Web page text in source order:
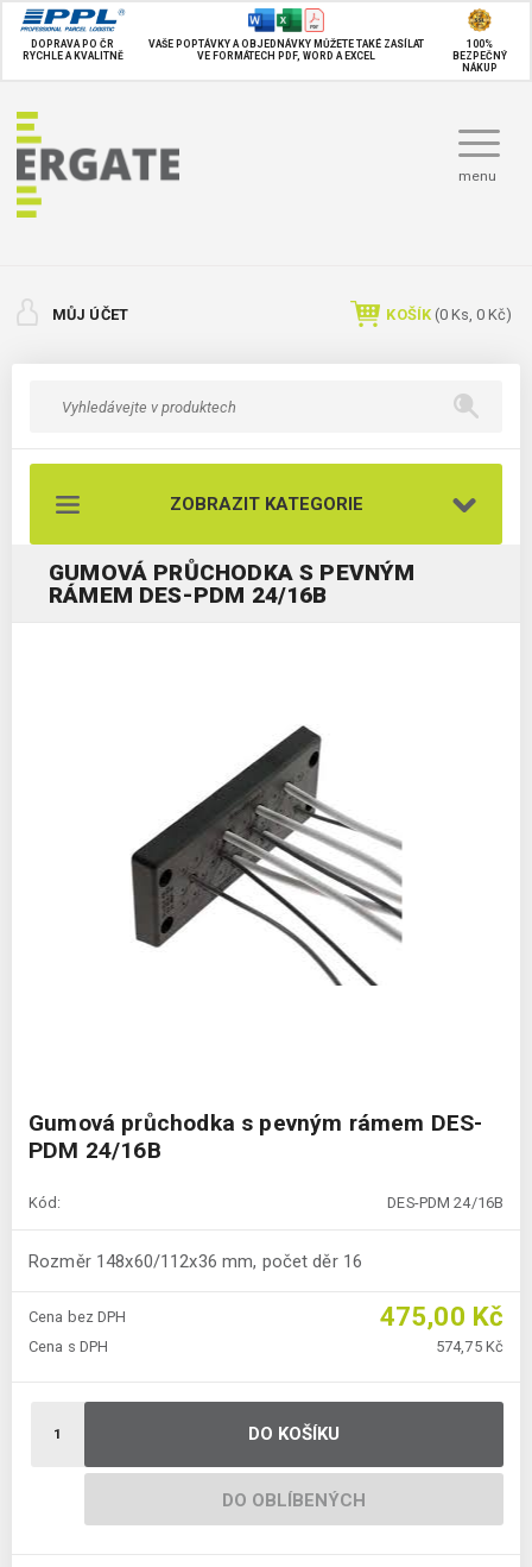
DOPRAVA PO ČR
RYCHLE A KVALITNĚ
VAŠE POPTÁVKY A OBJEDNÁVKY MŮŽETE TAKÉ ZASÍLAT
VE FORMÁTECH PDF, WORD A EXCEL
100%
BEZPEČNÝ
NÁKUP
menu
MŮJ ÚČET KOŠÍK (0 Ks, 0 Kč)
ZOBRAZIT KATEGORIE
GUMOVÁ PRŮCHODKA S PEVNÝM
RÁMEM DES-PDM 24/16B
Gumová průchodka s pevným rámem DES-
PDM 24/16B
Kód: DES-PDM 24/16B
Rozměr 148x60/112x36 mm, počet děr 16
Cena bez DPH 475,00 Kč
Cena s DPH 574,75 Kč
DO KOŠÍKU
DO OBLÍBENÝCH